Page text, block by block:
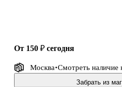
от 150 ₽ сегодня
Москва Смотреть наличие
Забрать из